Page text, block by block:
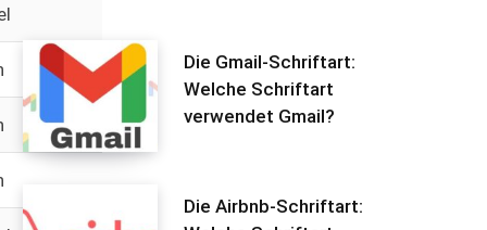
Die Gmail-Schriftart:
Welche Schriftart
verwendet Gmail?
Die Airbnb-Schriftart: